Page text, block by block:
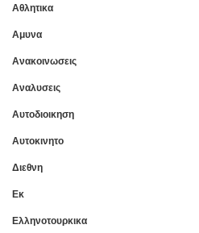
Αθλητικα
Αμυνα
Ανακοινωσεις
Αναλυσεις
Αυτοδιοικηση
Αυτοκινητο
Διεθνη
Εκ
Ελληνοτουρκικα